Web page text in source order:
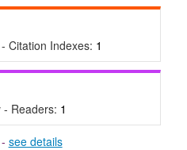
Citation Indexes: 1
- Readers: 1
see details